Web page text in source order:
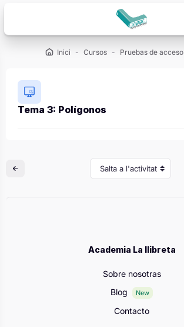
Inici Cursos Pruebas de acceso
Tema 3: Polígonos
Salta a l'activitat
Academia La llibreta
Sobre nosotras
Blog
New
Contacto